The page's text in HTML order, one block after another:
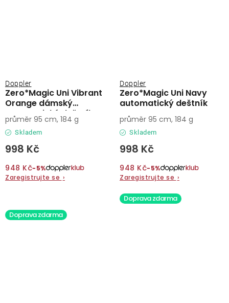
Zero*Magic Uni Vibrant
Orange dámský
automatický deštník
Doppler
Skladem
998 Kč
948 Kč−5%
Zaregistrujte se ›
průměr 95 cm, 184 g
Zero*Magic Uni Navy
automatický deštník
Doppler
Skladem
998 Kč
948 Kč−5%
Zaregistrujte se ›
průměr 95 cm, 184 g
Doprava zdarma
Doprava zdarma